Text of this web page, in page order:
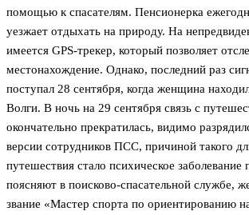
помощью к спасателям. Пенсионерка
уезжает отдыхать на природу. На
имеется GPS-трекер, который позволяет
местонахождение. Однако, последний раз
поступал 28 сентября, когда женщина
Волги. В ночь на 29 сентября связь с
окончательно прекратилась, видимо
версии сотрудников ПСС, причиной такого
путешествия стало психическое заболевание
поясняют в поисково-спасательной службе,
звание «Мастер спорта по ориентированию